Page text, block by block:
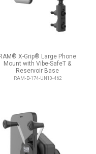
RAM® X-Grip® Large Phone
Mount with Vibe-SafeT &
Reservoir Base
RAM-B-174-UN10-462